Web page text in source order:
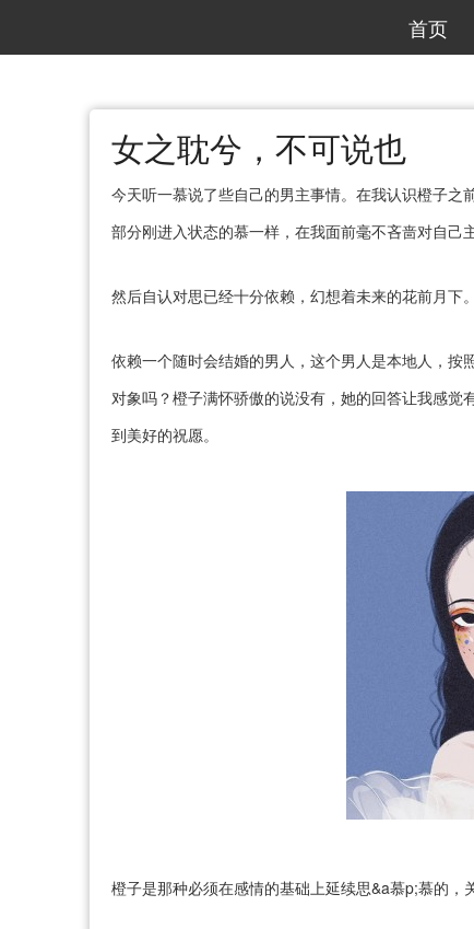
首页
女之耽兮，不可说也
今天听一慕说了些自己的男主事情。在我认识橙子
部分刚进入状态的慕一样，在我面前毫不吝啬对自己
然后自认对思已经十分依赖，幻想着未来的花前月下。
依赖一个随时会结婚的男人，这个男人是本地人，
对象吗？橙子满怀骄傲的说没有，她的回答让我感
到美好的祝愿。
橙子是那种必须在感情的基础上延续思&a慕p;慕的，